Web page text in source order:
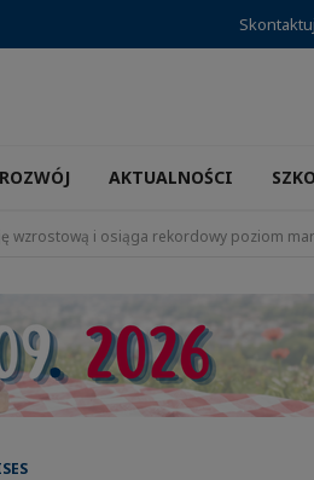
ROZWÓJ AKTUALNOŚCI
wzrostową i osiąga rekordowy poziom